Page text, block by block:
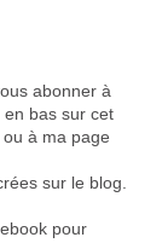
abonner à
bas sur cet
à ma page
sur le blog.
pour